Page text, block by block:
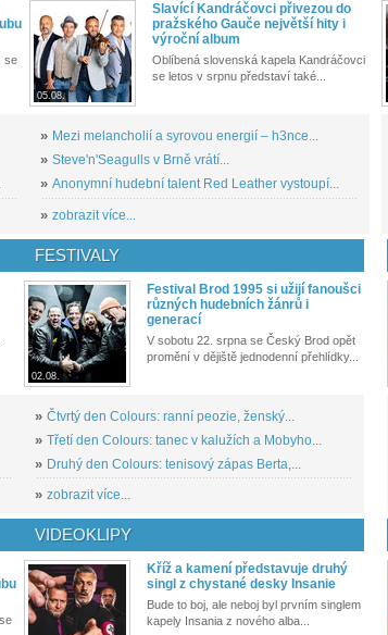
se
05.08.
Slavící Kandráčovci přivezou do
pražského Gauče největší hity i
výroční album
Oblíbená slovenská kapela Kandráčovci
se letos v srpnu představí také...
» Mezi melancholií a syrovou energií – h3nce...
» Steve'n'Seagulls v Brně vrátí...
» Anonymní hudební talent Red Leather vystoupí...
» zobrazit více...
FESTIVALY
02.08.
Festival Brod 1995 si užijí fanoušci
různých hudebních žánrů i
generací
V sobotu 22. srpna se Český Brod opět
promění v dějiště jednodenní přehlídky...
» Čtvrtý den Colours: ranní peozie, ženský...
» Třetí den Colours: tanec v kalužích a Mobyho...
» Druhý den Colours: tenisový zápas Berta,...
» zobrazit více...
VIDEOKLIPY
Kříž a kamení představuje druhý
singl z chystané desky Insanie
Bude to boj, ale neboj byl prvním singlem
kapely Insania z nového alba...